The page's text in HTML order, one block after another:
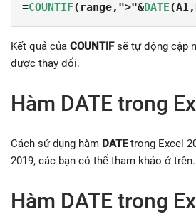
=COUNTIF(range,">"&DATE
Kết quả của COUNTIFsẽ tự động cập
được thay đổi.
Hàm DATE trong
Cách sử dụng hàm DATEtrong Excel
2019, các bạn có thể tham khảo ở trên.
Hàm DATE trong